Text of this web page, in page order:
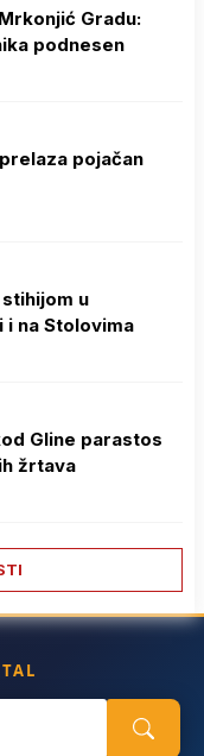
Gradu:
podnesen
pojačan
u
na Stolovima
Gline parastos
žrtava